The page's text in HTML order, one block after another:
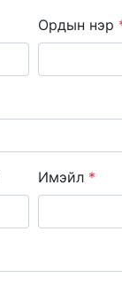
Ордын нэр
Имэйл *